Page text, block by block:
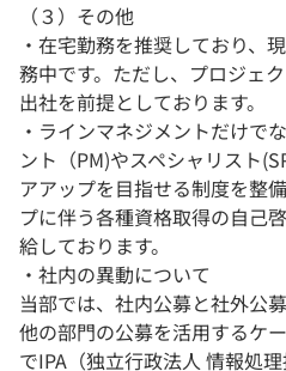
（３）その他
・在宅勤務を推奨しており、
務中です。ただし、プロジェ
出社を前提としております。
・ラインマネジメントだけで
ント（PM)やスペシャリスト
アアップを目指せる制度を整
プに伴う各種資格取得の自己
給しております。
・社内の異動について
当部では、社内公募と社外公
他の部門の公募を活用するケ
でIPA（独立行政法人 情報処